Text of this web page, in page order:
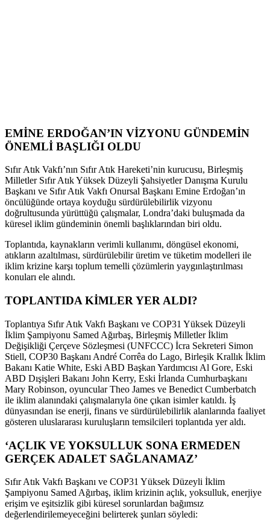
EMİNE ERDOĞAN’IN VİZYONU GÜNDEMİN
ÖNEMLİ BAŞLIĞI OLDU
Sıfır Atık Vakfı’nın Sıfır Atık Hareketi’nin kurucusu, Birleşmiş
Milletler Sıfır Atık Yüksek Düzeyli Şahsiyetler Danışma Kurulu
Başkanı ve Sıfır Atık Vakfı Onursal Başkanı Emine Erdoğan’ın
öncülüğünde ortaya koyduğu sürdürülebilirlik vizyonu
doğrultusunda yürüttüğü çalışmalar, Londra’daki buluşmada da
küresel iklim gündeminin önemli başlıklarından biri oldu.
Toplantıda, kaynakların verimli kullanımı, döngüsel ekonomi,
atıkların azaltılması, sürdürülebilir üretim ve tüketim modelleri ile
iklim krizine karşı toplum temelli çözümlerin yaygınlaştırılması
konuları ele alındı.
TOPLANTIDA KİMLER YER ALDI?
Toplantıya Sıfır Atık Vakfı Başkanı ve COP31 Yüksek Düzeyli
İklim Şampiyonu Samed Ağırbaş, Birleşmiş Milletler İklim
Değişikliği Çerçeve Sözleşmesi (UNFCCC) İcra Sekreteri Simon
Stiell, COP30 Başkanı André Corrêa do Lago, Birleşik Krallık İklim
Bakanı Katie White, Eski ABD Başkan Yardımcısı Al Gore, Eski
ABD Dışişleri Bakanı John Kerry, Eski İrlanda Cumhurbaşkanı
Mary Robinson, oyuncular Theo James ve Benedict Cumberbatch
ile iklim alanındaki çalışmalarıyla öne çıkan isimler katıldı. İş
dünyasından ise enerji, finans ve sürdürülebilirlik alanlarında faaliyet
gösteren uluslararası kuruluşların temsilcileri toplantıda yer aldı.
‘AÇLIK VE YOKSULLUK SONA ERMEDEN
GERÇEK ADALET SAĞLANAMAZ’
Sıfır Atık Vakfı Başkanı ve COP31 Yüksek Düzeyli İklim
Şampiyonu Samed Ağırbaş, iklim krizinin açlık, yoksulluk, enerjiye
erişim ve eşitsizlik gibi küresel sorunlardan bağımsız
değerlendirilemeyeceğini belirterek şunları söyledi: